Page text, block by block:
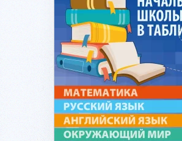
Подробнее...